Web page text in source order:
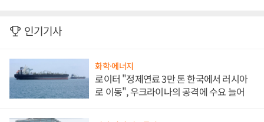
인기기사
화학·에너지
로이터 "정제연료 3만 톤 한국에서 러시아
로 이동", 우크라이나의 공격에 수요 늘어